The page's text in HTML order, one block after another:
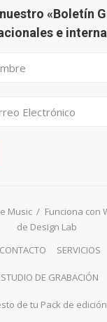
«Boletín
e
Music / Funciona con
de Design Lab
CONTACTO SERVICIOS
DE GRABACIÓN
de tu Pack de edición